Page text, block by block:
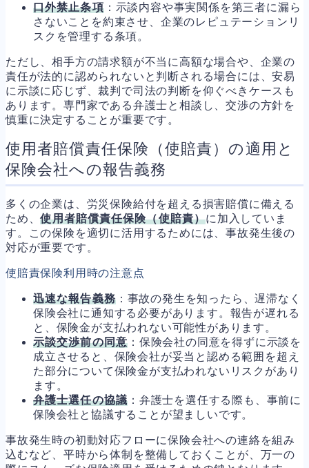
口外禁止条項：示談内容や事実関係を第三者に漏ら
さないことを約束させ、企業のレピュテーションリ
スクを管理する条項。
ただし、相手方の請求額が不当に高額な場合や、企業の
責任が法的に認められないと判断される場合には、安易
に示談に応じず、裁判で司法の判断を仰ぐべきケースも
あります。専門家である弁護士と相談し、交渉の方針を
慎重に決定することが重要です。
使用者賠償責任保険（使賠責）の適用と
保険会社への報告義務
多くの企業は、労災保険給付を超える損害賠償に備える
ため、使用者賠償責任保険（使賠責）に加入していま
す。この保険を適切に活用するためには、事故発生後の
対応が重要です。
使賠責保険利用時の注意点
迅速な報告義務：事故の発生を知ったら、遅滞なく
保険会社に通知する必要があります。報告が遅れる
と、保険金が支払われない可能性があります。
示談交渉前の同意：保険会社の同意を得ずに示談を
成立させると、保険会社が妥当と認める範囲を超え
た部分について保険金が支払われないリスクがあり
ます。
弁護士選任の協議：弁護士を選任する際も、事前に
保険会社と協議することが望ましいです。
事故発生時の初動対応フローに保険会社への連絡を組み
込むなど、平時から体制を整備しておくことが、万一の